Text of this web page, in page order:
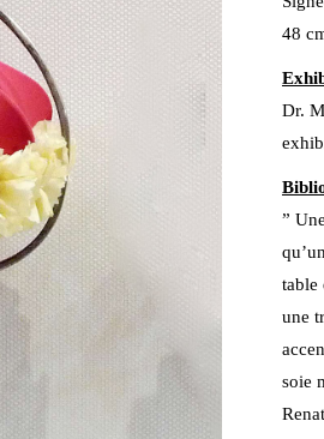
48
Dr.
”
table
une
soie